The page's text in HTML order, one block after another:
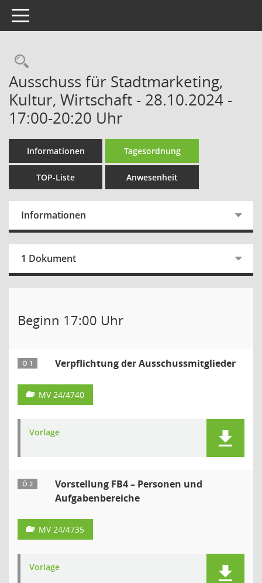
Toggle navigation
Rechercheauswahl
Ausschuss für Stadtmarketing,
Kultur, Wirtschaft - 28.10.2024 -
17:00-20:20 Uhr
Informationen Tagesordnung
TOP-Liste Anwesenheit
Informationen
1 Dokument
Beginn 17:00 Uhr
Ö 1 Verpflichtung der Ausschussmitglieder
MV 24/4740
Vorlage
Ö 2
Vorstellung FB4 – Personen und
Aufgabenbereiche
MV 24/4735
Vorlage